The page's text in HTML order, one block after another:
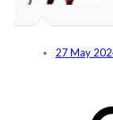
27 May